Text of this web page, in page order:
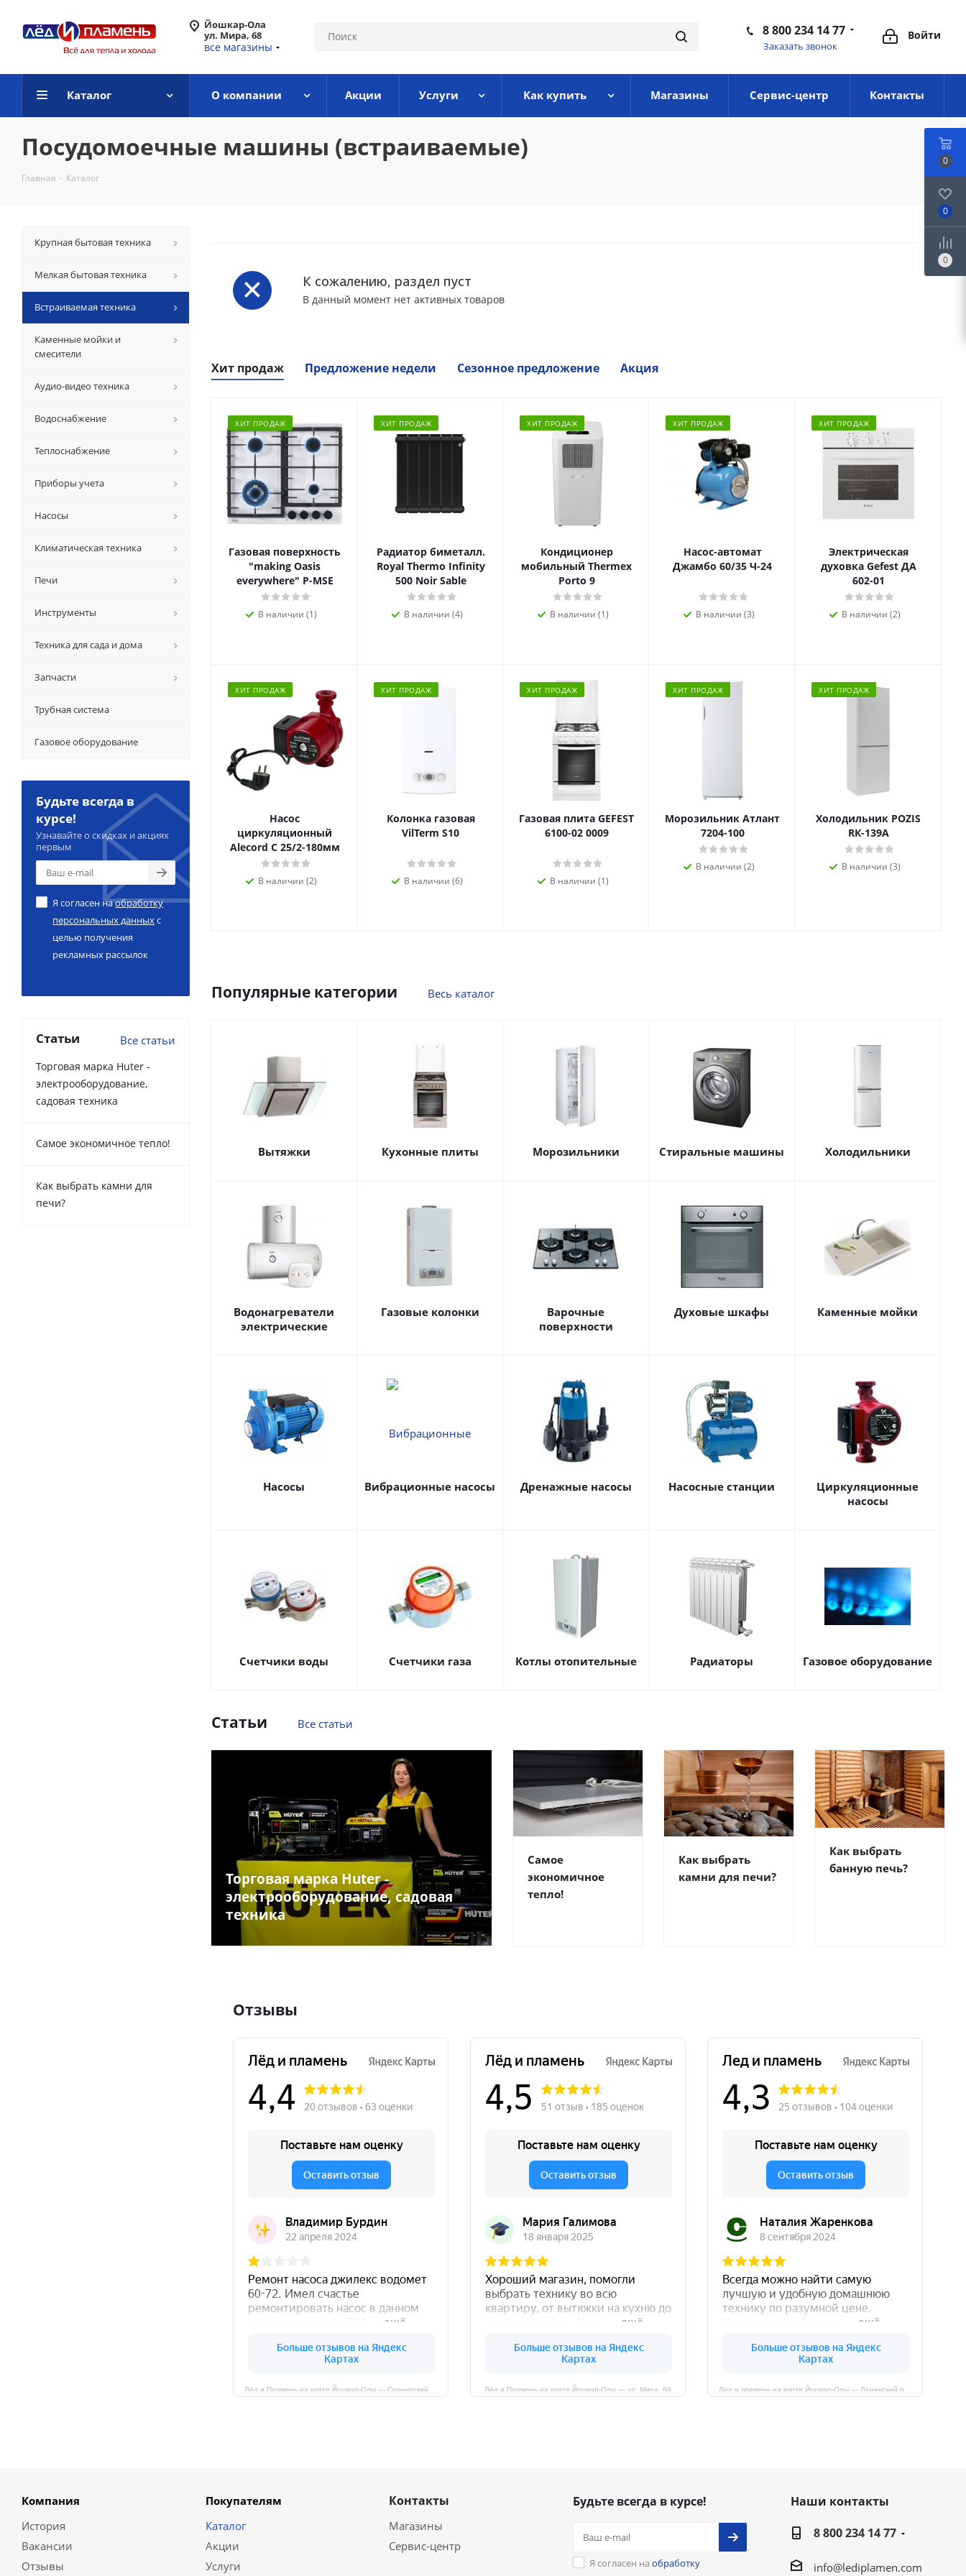
Йошкар-Ола
ул. Мира, 68
все магазины
Войти
8 800 234 14 77
Заказать звонок
Каталог О компании Акции Услуги Как купить Магазины Сервис-центр Контакты
Посудомоечные машины (встраиваемые)
Главная - Каталог
К сожалению, раздел пуст
В данный момент нет активных товаров
Хит продаж Предложение недели Сезонное предложение Акция
ХИТ ПРОДАЖ
Газовая поверхность
"making Oasis
everywhere" P-MSE
В наличии (1)
ХИТ ПРОДАЖ
Радиатор биметалл.
Royal Thermo Infinity
500 Noir Sable
В наличии (4)
ХИТ ПРОДАЖ
Кондиционер
мобильный Thermex
Porto 9
В наличии (1)
ХИТ ПРОДАЖ
Насос-автомат
Джамбо 60/35 Ч-24
В наличии (3)
ХИТ ПРОДАЖ
Электрическая
духовка Gefest ДА
602-01
В наличии (2)
ХИТ ПРОДАЖ
Насос
циркуляционный
Alecord C 25/2-180мм
В наличии (2)
ХИТ ПРОДАЖ
Колонка газовая
VilTerm S10
В наличии (6)
ХИТ ПРОДАЖ
Газовая плита GEFEST
6100-02 0009
В наличии (1)
ХИТ ПРОДАЖ
Морозильник Атлант
7204-100
В наличии (2)
ХИТ ПРОДАЖ
Холодильник POZIS
RК-139А
В наличии (3)
Популярные категории Весь каталог
Вытяжки Кухонные плиты Морозильники Стиральные машины Холодильники
Водонагреватели
электрические
Газовые колонки
Варочные
поверхности
Духовые шкафы Каменные мойки
Насосы Вибрационные насосы Дренажные насосы Насосные станции
Циркуляционные
насосы
Счетчики воды Счетчики газа Котлы отопительные Радиаторы Газовое оборудование
Статьи Все статьи
Торговая марка Huter -
электрооборудование, садовая
техника
Самое
экономичное
тепло!
Как выбрать
камни для печи?
Как выбрать
банную печь?
Отзывы
Лёд и Пламень на карте Йошкар‑Олы — ул. Мира, 68
Крупная бытовая техника
Мелкая бытовая техника
Встраиваемая техника
Каменные мойки и
смесители
Аудио-видео техника
Водоснабжение
Теплоснабжение
Приборы учета
Насосы
Климатическая техника
Печи
Инструменты
Техника для сада и дома
Запчасти
Трубная система
Газовое оборудование
Будьте всегда в
курсе!
Узнавайте о скидках и акциях
первым
Я согласен наобработку
персональных данныхс
целью получения
рекламных рассылок
Статьи Все статьи
Торговая марка Huter -
электрооборудование,
садовая техника
Самое экономичное тепло!
Как выбрать камни для
печи?
Компания
История
Вакансии
Отзывы
Покупателям
Каталог
Акции
Услуги
Контакты
Магазины
Сервис-центр
Будьте всегда в курсе!
Я согласен на обработку
Наши контакты
8 800 234 14 77
info@lediplamen.com
0
0
0